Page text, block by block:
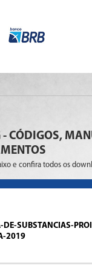
- CÓDIGOS,
e confira todos os
DE-SUBSTANCIAS-
2019